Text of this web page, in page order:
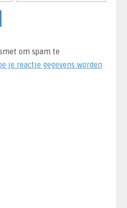
om spam te
je reactie gegevens worden